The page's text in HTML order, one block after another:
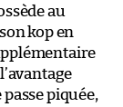
au
kop en
piquée,